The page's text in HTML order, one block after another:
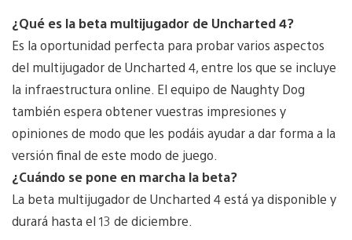
¿Qué es la beta multijugador de Uncharted 4?
Es la oportunidad perfecta para probar varios aspectos
del multijugador de Uncharted 4, entre los que se incluye
la infraestructura online. El equipo de Naughty Dog
también espera obtener vuestras impresiones y
opiniones de modo que les podáis ayudar a dar forma a la
versión final de este modo de juego.
¿Cuándo se pone en marcha la beta?
La beta multijugador de Uncharted 4 está ya disponible y
durará hasta el 13 de diciembre.